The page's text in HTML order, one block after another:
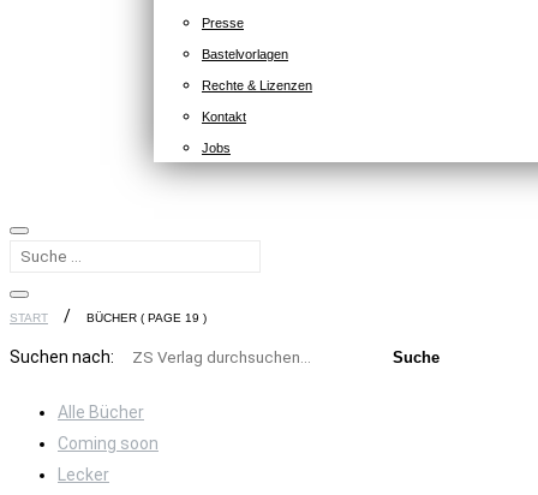
Presse
Bastelvorlagen
Rechte & Lizenzen
Kontakt
Jobs
START BÜCHER ( PAGE 19 )
Suchen nach:
Alle Bücher
Coming soon
Lecker